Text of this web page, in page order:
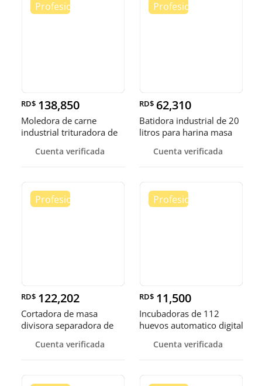
RD$ 138,850
Moledora de carne
industrial trituradora de
Cuenta verificada
RD$ 62,310
Batidora industrial de 20
litros para harina masa
Cuenta verificada
RD$ 122,202
Cortadora de masa
divisora separadora de
Cuenta verificada
RD$ 11,500
Incubadoras de 112
huevos automatico digital
Cuenta verificada